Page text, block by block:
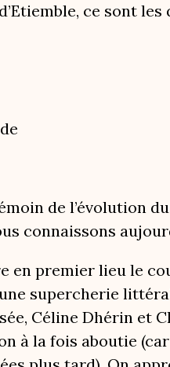
ce sont les
de l’évolution
connaissons
en premier lieu le
supercherie
Céline Dhérin et
à la fois aboutie